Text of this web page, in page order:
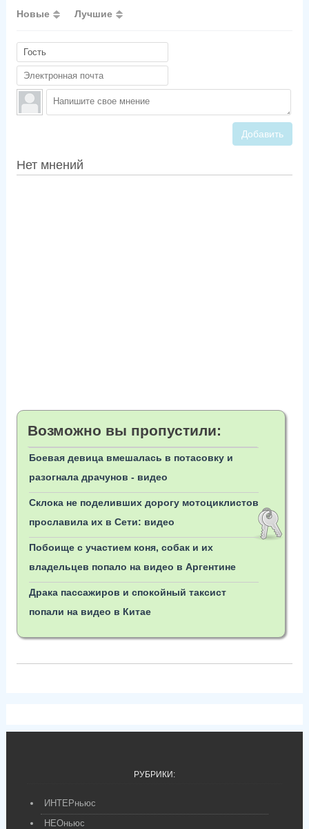
Новые Лучшие
Добавить
Нет мнений
Возможно вы пропустили:
Боевая девица вмешалась в потасовку и
разогнала драчунов - видео
Склока не поделивших дорогу мотоциклистов
прославила их в Сети: видео
Побоище с участием коня, собак и их
владельцев попало на видео в Аргентине
Драка пассажиров и спокойный таксист
попали на видео в Китае
РУБРИКИ:
ИНТЕРньюс
НЕОньюс